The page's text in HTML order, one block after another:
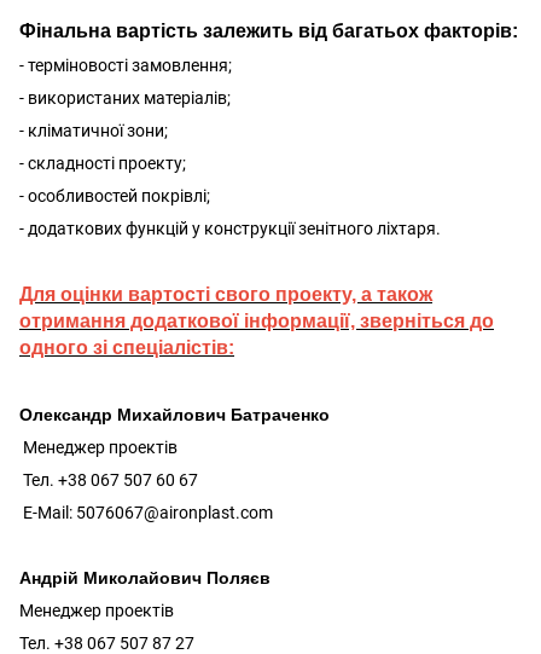
Фінальна вартість залежить від багатьох факторів:
- терміновості замовлення;
- використаних матеріалів;
- кліматичної зони;
- складності проекту;
- особливостей покрівлі;
- додаткових функцій у конструкції зенітного ліхтаря.
Для оцінки вартості свого проекту, а також
отримання додаткової інформації, зверніться до
одного зі спеціалістів:
Олександр Михайлович Батраченко
Менеджер проектів
Тел. +38 067 507 60 67
E-Mail: 5076067@aironplast.com
Андрій Миколайович Поляєв
Менеджер проектів
Тел. +38 067 507 87 27